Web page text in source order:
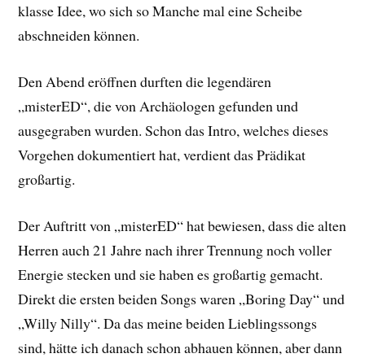
klasse Idee, wo sich so Manche mal eine Scheibe
abschneiden können.
Den Abend eröffnen durften die legendären
„misterED“, die von Archäologen gefunden und
ausgegraben wurden. Schon das Intro, welches dieses
Vorgehen dokumentiert hat, verdient das Prädikat
großartig.
Der Auftritt von „misterED“ hat bewiesen, dass die alten
Herren auch 21 Jahre nach ihrer Trennung noch voller
Energie stecken und sie haben es großartig gemacht.
Direkt die ersten beiden Songs waren „Boring Day“ und
„Willy Nilly“. Da das meine beiden Lieblingssongs
sind, hätte ich danach schon abhauen können, aber dann